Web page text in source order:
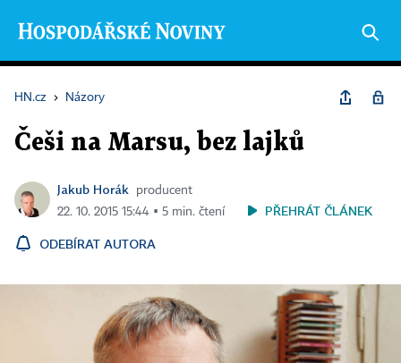
HN.cz › Názory
Češi na Marsu, bez lajků
Jakub Horák
producent
22. 10. 2015 15:44 ▪ 5 min. čtení
PŘEHRÁT ČLÁNEK
ODEBÍRAT AUTORA